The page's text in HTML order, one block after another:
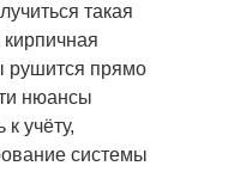
такая
кирпичная
рушится прямо
нюансы
учёту,
системы